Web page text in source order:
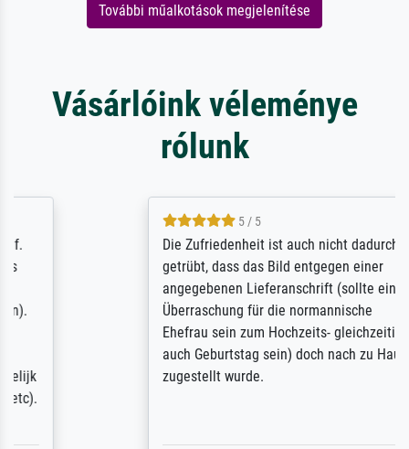
További műalkotások megjelenítése
Vásárlóink véleménye
rólunk
5 / 5
Die Zufriedenheit ist auch nicht dadurch
getrübt, dass das Bild entgegen einer
angegebenen Lieferanschrift (sollte eine
Überraschung für die normannische
Ehefrau sein zum Hochzeits- gleichzeitig
auch Geburtstag sein) doch nach zu Hause
zugestellt wurde.